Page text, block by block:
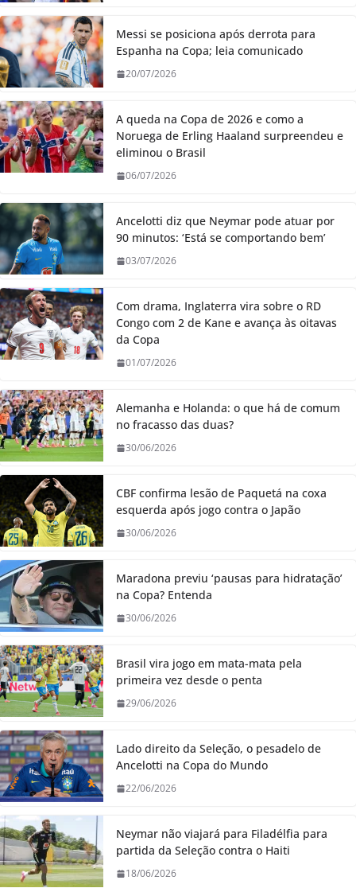
Messi se posiciona após derrota para
Espanha na Copa; leia comunicado
20/07/2026
A queda na Copa de 2026 e como a
Noruega de Erling Haaland surpreendeu e
eliminou o Brasil
06/07/2026
Ancelotti diz que Neymar pode atuar por
90 minutos: ‘Está se comportando bem’
03/07/2026
Com drama, Inglaterra vira sobre o RD
Congo com 2 de Kane e avança às oitavas
da Copa
01/07/2026
Alemanha e Holanda: o que há de comum
no fracasso das duas?
30/06/2026
CBF confirma lesão de Paquetá na coxa
esquerda após jogo contra o Japão
30/06/2026
Maradona previu ‘pausas para hidratação’
na Copa? Entenda
30/06/2026
Brasil vira jogo em mata-mata pela
primeira vez desde o penta
29/06/2026
Lado direito da Seleção, o pesadelo de
Ancelotti na Copa do Mundo
22/06/2026
Neymar não viajará para Filadélfia para
partida da Seleção contra o Haiti
18/06/2026